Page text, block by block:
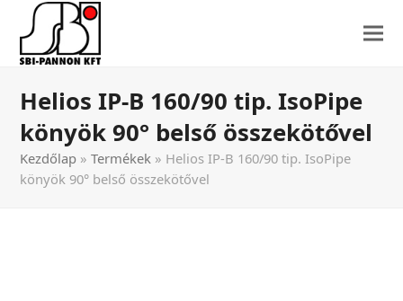
Helios IP-B 160/90 tip. IsoPipe
könyök 90° belső összekötővel
Kezdőlap »Termékek » Helios IP-B 160/90 tip. IsoPipe
könyök 90° belső összekötővel